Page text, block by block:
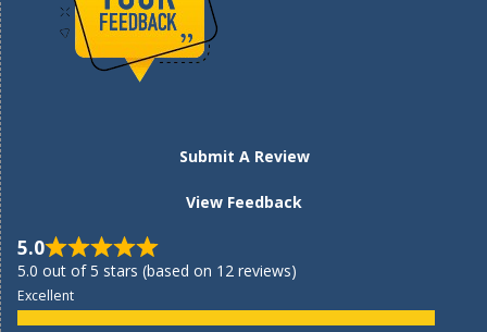
Submit A Review
View Feedback
5.0
5.0 out of 5 stars (based on 12 reviews)
Excellent